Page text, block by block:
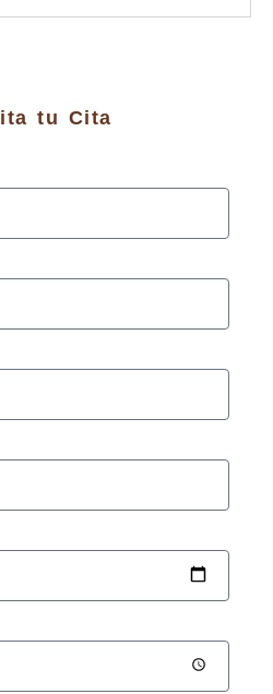
tu Cita